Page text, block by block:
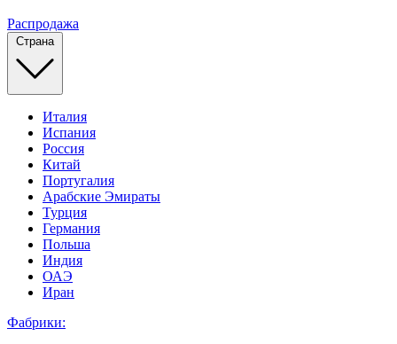
Распродажа
Страна
Италия
Испания
Россия
Китай
Португалия
Арабские Эмираты
Турция
Германия
Польша
Индия
ОАЭ
Иран
Фабрики: